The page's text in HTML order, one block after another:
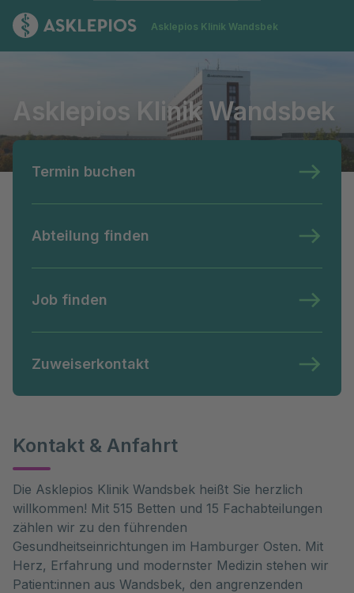
Zur Startseite
Asklepios Klinik Wandsbek
Asklepios Klinik Wandsbek
Termin buchen
Abteilung finden
Job finden
Zuweiserkontakt
Kontakt & Anfahrt
Die Asklepios Klinik Wandsbek heißt Sie herzlich
willkommen! Mit 515 Betten und 15 Fachabteilungen
zählen wir zu den führenden
Gesundheitseinrichtungen im Hamburger Osten. Mit
Herz, Erfahrung und modernster Medizin stehen wir
Patient:innen aus Wandsbek, den angrenzenden